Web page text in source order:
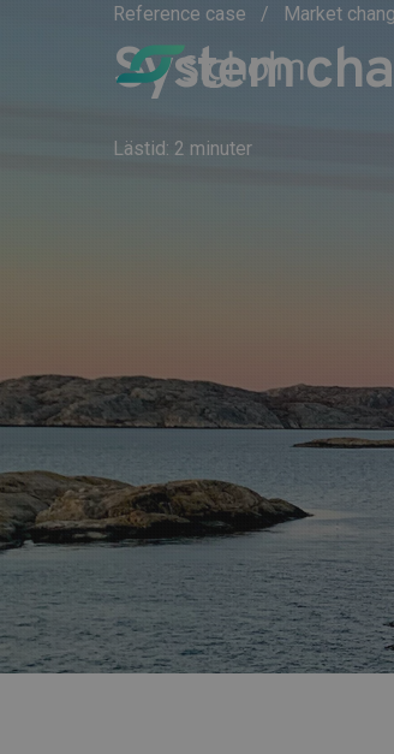
Reference case Market
System
Lästid: 2 minuter